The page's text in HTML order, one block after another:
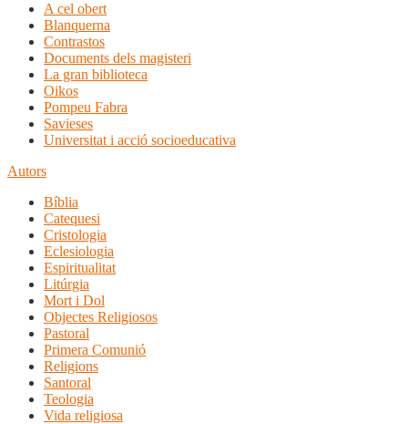
A cel obert
Blanquerna
Contrastos
Documents dels magisteri
La gran biblioteca
Oikos
Pompeu Fabra
Savieses
Universitat i acció socioeducativa
Autors
Bíblia
Catequesi
Cristologia
Eclesiologia
Espiritualitat
Litúrgia
Mort i Dol
Objectes Religiosos
Pastoral
Primera Comunió
Religions
Santoral
Teologia
Vida religiosa